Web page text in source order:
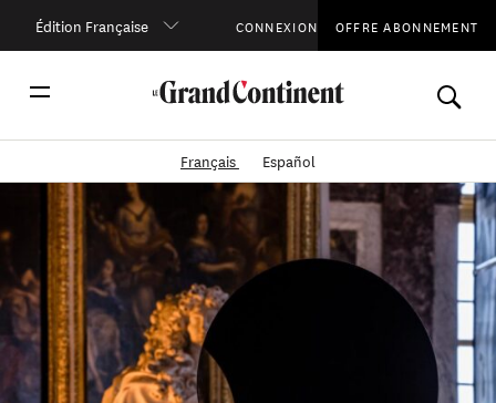
Édition Française CONNEXION OFFRE ABONNEMENT
Français Español